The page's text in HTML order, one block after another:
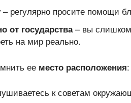
– регулярно просите помощи
от государства– вы слишком
на мир реально.
ее место расположения:
к советам